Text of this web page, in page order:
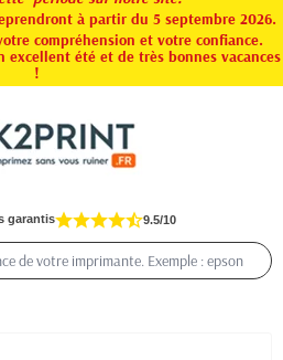
à partir du 5 septembre 2026.
compréhension et votre confiance.
été et de très bonnes vacances
!
garantis 9.5/10